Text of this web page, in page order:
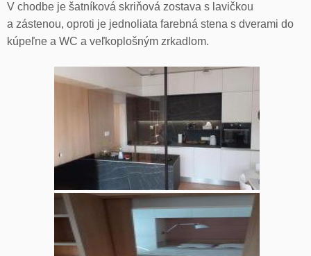
V chodbe je šatníková skriňová zostava s lavičkou
a zástenou, oproti je jednoliata farebná stena s dverami do
kúpeľne a WC a veľkoplošným zrkadlom.